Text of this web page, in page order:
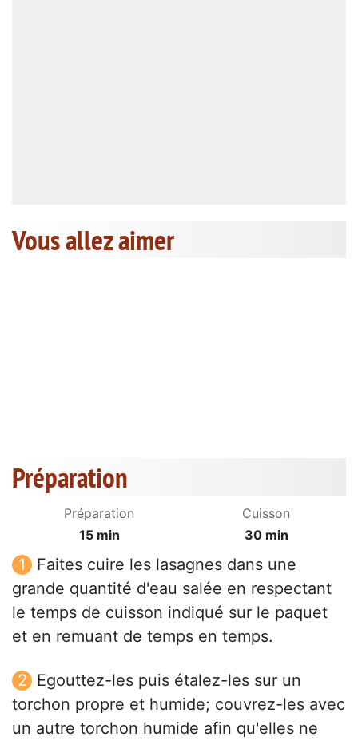
Vous allez aimer
Préparation
Préparation
15 min
Cuisson
30 min
Faites cuire les lasagnes dans une
grande quantité d'eau salée en respectant
le temps de cuisson indiqué sur le paquet
et en remuant de temps en temps.
Egouttez-les puis étalez-les sur un
torchon propre et humide; couvrez-les avec
un autre torchon humide afin qu'elles ne